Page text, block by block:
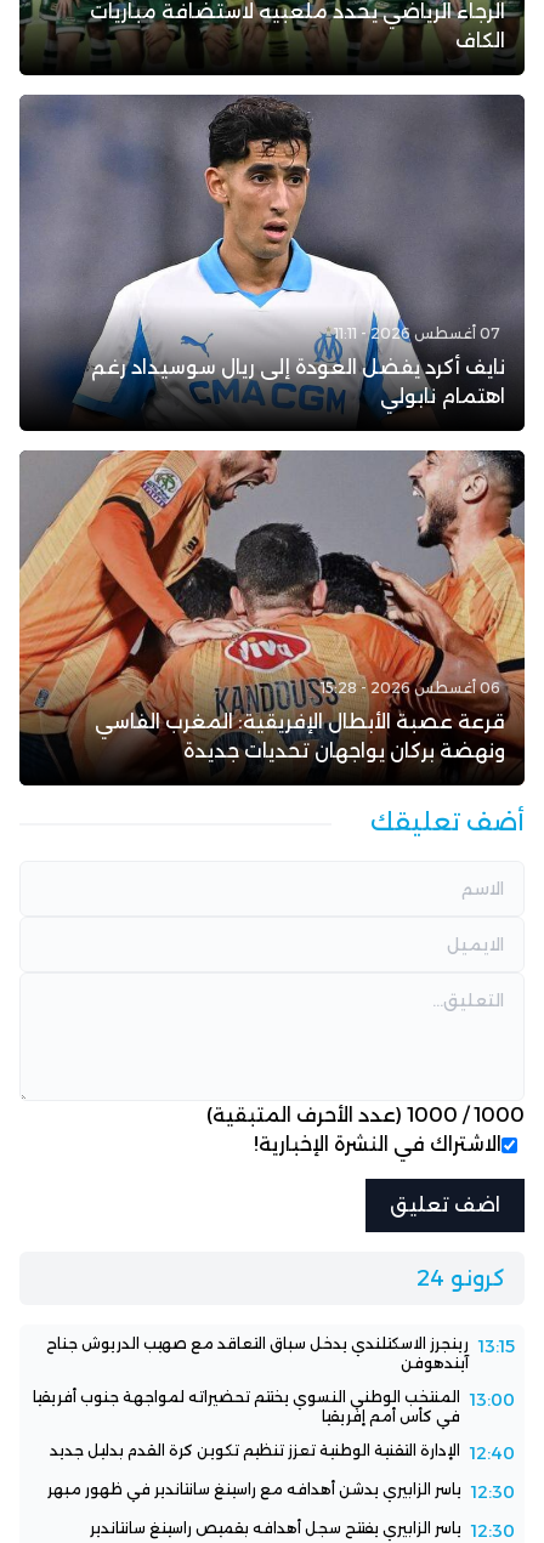
الرجاء الرياضي يحدد ملعبيه لاستضافة مباريات
الكاف
07 أغسطس 2026 - 11:11
نايف أكرد يفضل العودة إلى ريال سوسيداد رغم
اهتمام نابولي
06 أغسطس 2026 - 15:28
قرعة عصبة الأبطال الإفريقية: المغرب الفاسي
ونهضة بركان يواجهان تحديات جديدة
أضف تعليقك
1000
/
1000 (عدد الأحرف المتبقية)
الاشتراك في النشرة الإخبارية!
كرونو 24
13:15 رينجرز الاسكتلندي يدخل سباق التعاقد مع صهيب الدريوش جناح
آيندهوفن
13:00
المنتخب الوطني النسوي يختتم تحضيراته لمواجهة جنوب أفريقيا
في كأس أمم إفريقيا
12:40 الإدارة التقنية الوطنية تعزز تنظيم تكوين كرة القدم بدليل جديد
12:30 ياسر الزابيري يدشن أهدافه مع راسينغ سانتاندير في ظهور مبهر
12:30 ياسر الزابيري يفتتح سجل أهدافه بقميص راسينغ سانتاندير